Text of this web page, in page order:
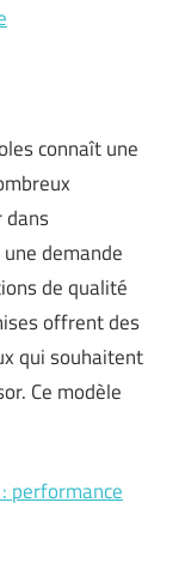
connaît une
dans
demande
de qualité
offrent des
qui souhaitent
Ce modèle
performance